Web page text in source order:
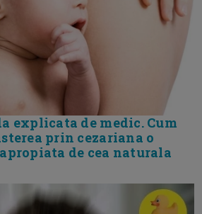
explicata de medic. Cum
prin cezariana o
de cea naturala